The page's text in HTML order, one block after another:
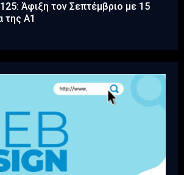
Άφιξη τον Σεπτέμβριο με 15
της A1